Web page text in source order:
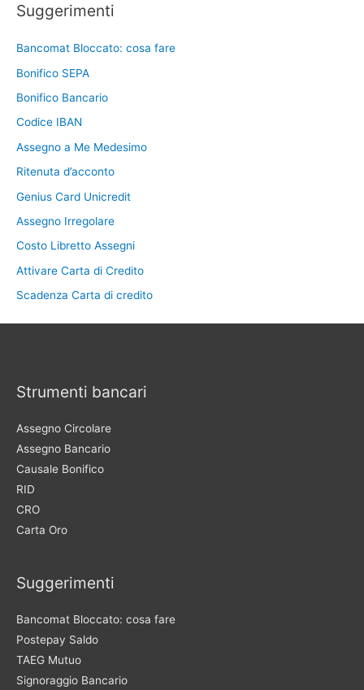
Suggerimenti
Bancomat Bloccato: cosa fare
Bonifico SEPA
Bonifico Bancario
Codice IBAN
Assegno a Me Medesimo
Ritenuta d’acconto
Genius Card Unicredit
Assegno Irregolare
Costo Libretto Assegni
Attivare Carta di Credito
Scadenza Carta di credito
Strumenti bancari
Assegno Circolare
Assegno Bancario
Causale Bonifico
RID
CRO
Carta Oro
Suggerimenti
Bancomat Bloccato: cosa fare
Postepay Saldo
TAEG Mutuo
Signoraggio Bancario